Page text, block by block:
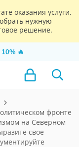
оказания услуги,
нужную
решение.
🔥
фронте
на Северном
свое